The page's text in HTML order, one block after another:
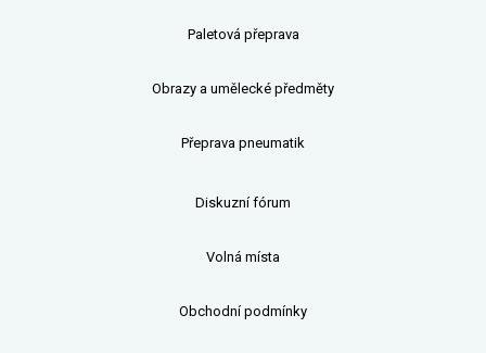
Paletová přeprava
Obrazy a umělecké předměty
Přeprava pneumatik
Diskuzní fórum
Volná místa
Obchodní podmínky